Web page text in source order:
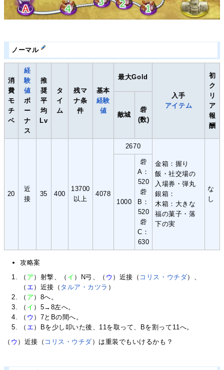
ノーマル
消
費
モ
チ
ベ
経
験
値
ボ
ー
ナ
ス
推
奨
平
均
Lv
タ
イ
ム
残マ
ナ条
件
基本
経験
値
最大Gold
入手
アイテム
初
ク
リ
ア
報
酬
敵城
砦
(数)
20
近
接
35 400
13700
以上
4078
2670
金箱：握り
飯・社交場の
入場券・弾丸
銀箱：
木箱：大きな
福の菓子・落
下の実
な
し
1000
砦
A：
520
砦
B：
520
砦
C：
630
攻略案
（ ア ）射撃、（ イ ）N弓、（ ウ ）近接（ コリス・ウチダ）、
（ エ ）近接（ タルア・カツラ ）
（ ア ）8へ。
（ イ ）5→8左へ。
（ ウ ）7とBの間へ。
（ エ ）Bを少し叩いた後、11を取って、Bを割って11へ。
（ ウ ）近接（ コリス・ウチダ ）は重装でもいけるかも？